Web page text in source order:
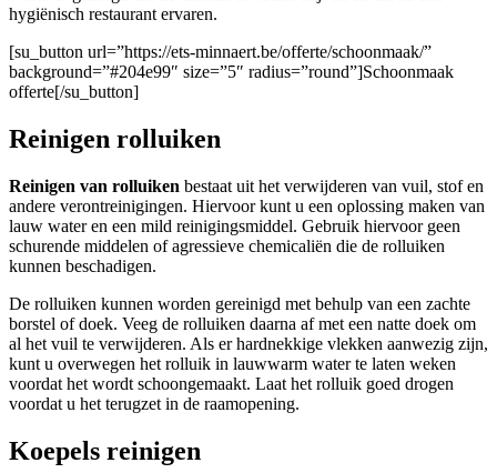
hygiënisch restaurant ervaren.
[su_button url=”https://ets-minnaert.be/offerte/schoonmaak/”
background=”#204e99″ size=”5″ radius=”round”]Schoonmaak
offerte[/su_button]
Reinigen rolluiken
Reinigen van rolluiken bestaat uit het verwijderen van vuil, stof en
andere verontreinigingen. Hiervoor kunt u een oplossing maken van
lauw water en een mild reinigingsmiddel. Gebruik hiervoor geen
schurende middelen of agressieve chemicaliën die de rolluiken
kunnen beschadigen.
De rolluiken kunnen worden gereinigd met behulp van een zachte
borstel of doek. Veeg de rolluiken daarna af met een natte doek om
al het vuil te verwijderen. Als er hardnekkige vlekken aanwezig zijn,
kunt u overwegen het rolluik in lauwwarm water te laten weken
voordat het wordt schoongemaakt. Laat het rolluik goed drogen
voordat u het terugzet in de raamopening.
Koepels reinigen